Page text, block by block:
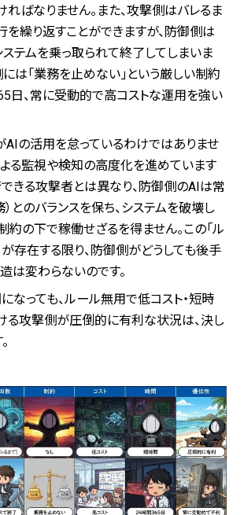
ばなりません。また、攻撃側はバレるま
を繰り返すことができますが、防御側は
ステムを乗っ取られて終了してしまいま
には「業務を止めない」という厳しい制約
日、常に受動的で高コストな運用を強い
の活用を怠っているわけではありませ
る監視や検知の高度化を進めています
きる攻撃者とは異なり、防御側のAIは常
）とのバランスを保ち、システムを破壊し
約の下で稼働せざるを得ません。この「ル
存在する限り、防御側がどうしても後手
は変わらないのです。
っても、ルール無用で低コスト・短時
る攻撃側が圧倒的に有利な状況は、決し